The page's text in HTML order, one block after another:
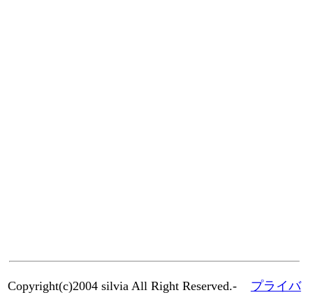
Copyright(c)2004 silvia All Right Reserved.- プライバ